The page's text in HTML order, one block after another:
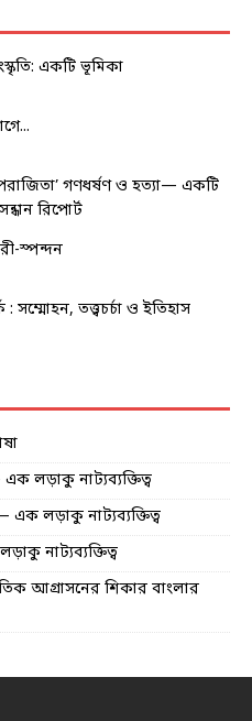
একটি ভূমিকা
গণধর্ষণ ও হত্যা— একটি
রিপোর্ট
স্পন্দন
সম্মোহন, তত্ত্বচর্চা ও ইতিহাস
লড়াকু নাট্যব্যক্তিত্ব
লড়াকু নাট্যব্যক্তিত্ব
নাট্যব্যক্তিত্ব
আগ্রাসনের শিকার বাংলার